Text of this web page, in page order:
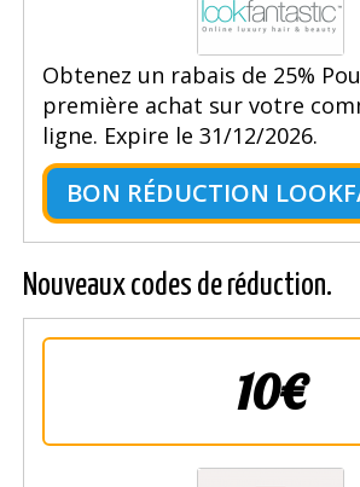
Obtenez un rabais de 25%
première achat sur votre
ligne. Expire le 31/12/2026.
BON RÉDUCTION
Nouveaux codes de réduction.
10€